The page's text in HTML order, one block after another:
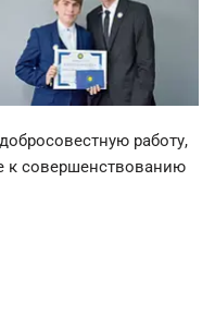
работу,
к совершенствованию